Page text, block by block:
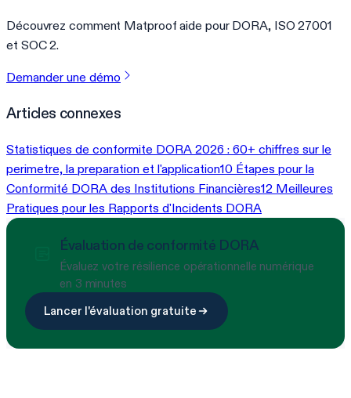
Découvrez comment Matproof aide pour DORA, ISO 27001
et SOC 2.
Demander une démo
Articles connexes
Statistiques de conformite DORA 2026 : 60+ chiffres sur le
perimetre, la preparation et l'application10 Étapes pour la
Conformité DORA des Institutions Financières12 Meilleures
Pratiques pour les Rapports d'Incidents DORA
Évaluation de conformité DORA
Évaluez votre résilience opérationnelle numérique
en 3 minutes
Lancer l'évaluation gratuite